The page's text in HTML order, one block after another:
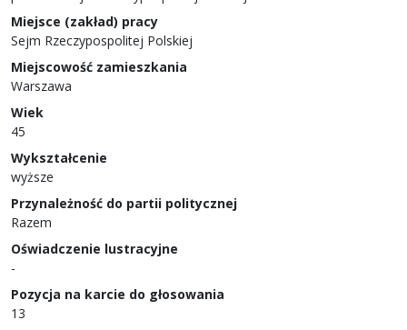
Miejsce (zakład) pracy
Sejm Rzeczypospolitej Polskiej
Miejscowość zamieszkania
Warszawa
Wiek
45
Wykształcenie
wyższe
Przynależność do partii politycznej
Razem
Oświadczenie lustracyjne
-
Pozycja na karcie do głosowania
13